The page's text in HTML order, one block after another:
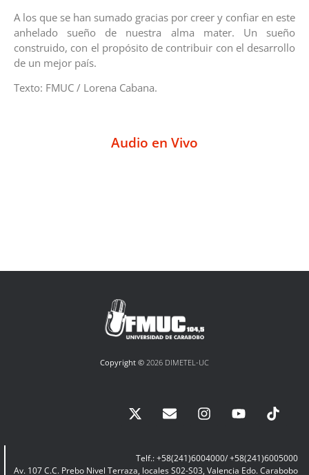
A los que se han sumado gracias por creer y confiar en este
anhelado sueño de nuestra alma mater. Un sueño
construido, con el propósito de contribuir con el desarrollo
de un mejor país.
Texto: FMUC / Lorena Cabana.
Audio en Vivo
Copyright © 2026 DIMETEL-UC
Telf.: +58(241)6004000/ +58(241)6005000
Av. 107 C.C. Prebo Nivel Terraza, locales S02-S03, Valencia Edo. Carabobo